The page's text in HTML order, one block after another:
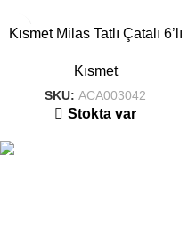
Kısmet Milas Tatlı Çatalı 6’lı
Kısmet
SKU: ACA003042
Stokta var